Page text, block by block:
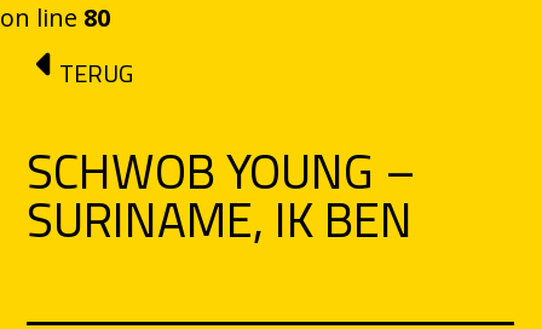
on line 80
Ga naar de inhoud
TERUG
SCHWOB YOUNG –
SURINAME, IK BEN